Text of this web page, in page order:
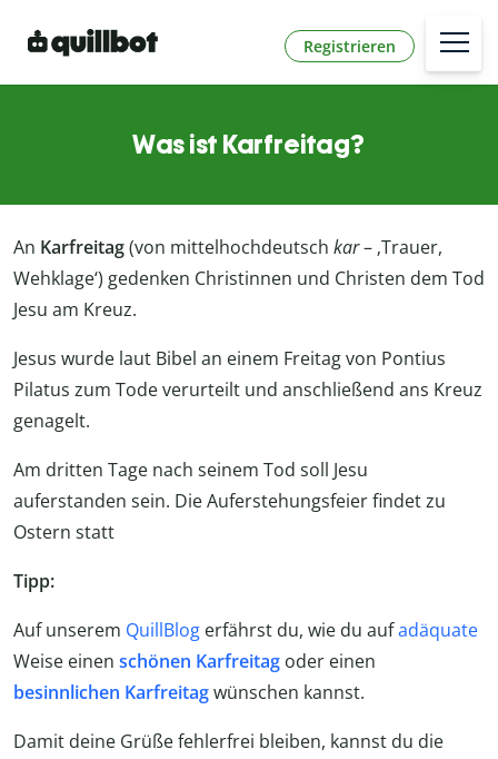
Registrieren
Was ist Karfreitag?
An Karfreitag(von mittelhochdeutsch kar– ‚Trauer,
Wehklage‘) gedenken Christinnen und Christen dem Tod
Jesu am Kreuz.
Jesus wurde laut Bibel an einem Freitag von Pontius
Pilatus zum Tode verurteilt und anschließend ans Kreuz
genagelt.
Am dritten Tage nach seinem Tod soll Jesu
auferstanden sein. Die Auferstehungsfeier findet zu
Ostern statt
Tipp:
Auf unserem QuillBlog erfährst du, wie du aufadäquate
Weise einen schönen Karfreitag oder einen
besinnlichen Karfreitagwünschen kannst.
Damit deine Grüße fehlerfrei bleiben, kannst du die